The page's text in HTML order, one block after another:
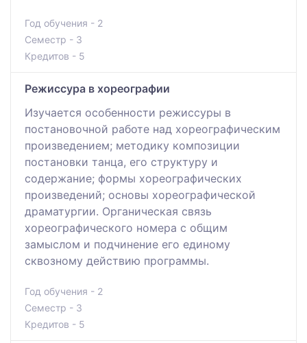
Год обучения - 2
Семестр - 3
Кредитов - 5
Режиссура в хореографии
Изучается особенности режиссуры в
постановочной работе над хореографическим
произведением; методику композиции
постановки танца, его структуру и
содержание; формы хореографических
произведений; основы хореографической
драматургии. Органическая связь
хореографического номера с общим
замыслом и подчинение его единому
сквозному действию программы.
Год обучения - 2
Семестр - 3
Кредитов - 5